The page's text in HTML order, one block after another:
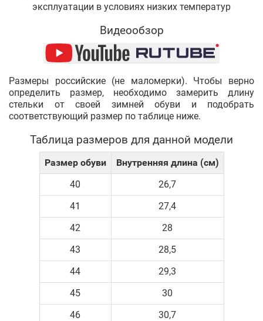
эксплуатации в условиях низких температур
Видеообзор
Размеры российские (не маломерки). Чтобы верно
определить размер, необходимо замерить длину
стельки от своей зимней обуви и подобрать
соответствующий размер по таблице ниже.
Таблица размеров для данной модели
Размер обуви
Внутренняя длина (см)
40
26,7
41
27,4
42
28
43
28,5
44
29,3
45
30
46
30,7